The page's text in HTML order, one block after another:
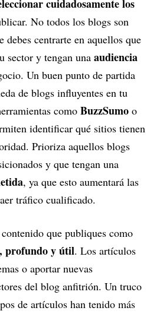
cuidadosamente los
No todos los blogs son
debes centrarte en aquellos que
sector y tengan una audiencia
Un buen punto de partida
de blogs influyentes en tu
como BuzzSumo o
identificar qué sitios tienen
Prioriza aquellos blogs
y que tengan una
, ya que esto aumentará las
tráfico cualificado.
que publiques como
profundo y útil. Los artículos
o aportar nuevas
del blog anfitrión. Un truco
de artículos han tenido más